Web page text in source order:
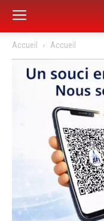
Accueil Accueil